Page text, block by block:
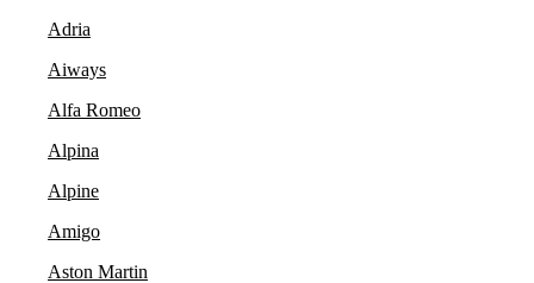
Adria
Aiways
Alfa Romeo
Alpina
Alpine
Amigo
Aston Martin